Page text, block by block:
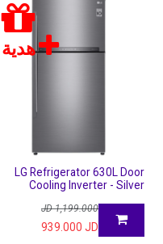
هدية
LG Refrigerator 630L Door
Cooling Inverter - Silver
1,199.000
JD
939.000 JD